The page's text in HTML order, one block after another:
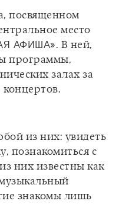
посвященном
место
АФИША». В ней,
программы,
залах за
из них: увидеть
познакомиться с
них известны как
знакомы лишь